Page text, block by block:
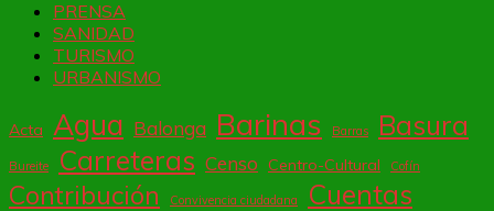
PRENSA
SANIDAD
TURISMO
URBANISMO
Acta Agua Balonga Barinas Barras Basura
Bureite Carreteras Censo Centro-Cultural Cofín
Contribución Convivencia ciudadana Cuentas